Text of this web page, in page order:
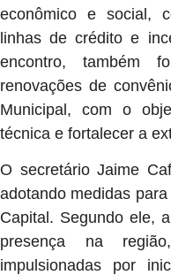
econômico e social,
linhas de crédito e
encontro, também
renovações de
Municipal, com o
técnica e fortalecer a
O secretário Jaime
adotando medidas
Capital. Segundo ele,
presença na
impulsionadas por